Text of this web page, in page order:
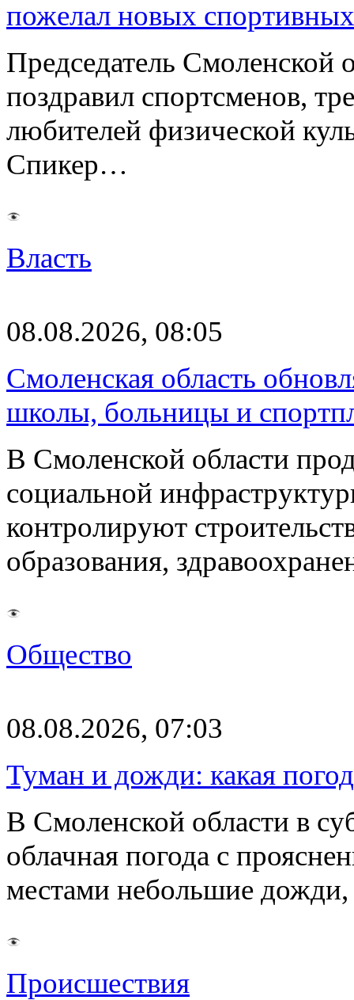
пожелал новых
Председатель
поздравил спортсменов,
любителей физической
Спикер…
Власть
08.08.2026, 08:05
Смоленская область
школы, больницы и
В Смоленской области
социальной
контролируют
образования,
Общество
08.08.2026, 07:03
Туман и дожди: какая
В Смоленской области в
облачная погода с
местами небольшие
Происшествия